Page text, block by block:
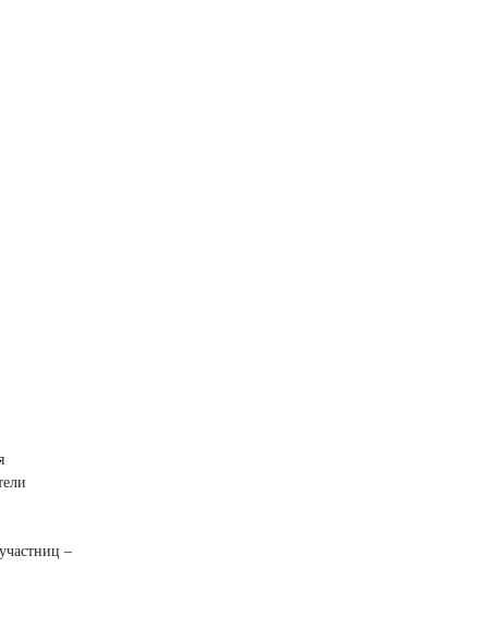
–